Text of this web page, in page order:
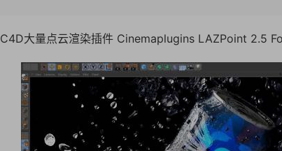
C4D大量点云渲染插件 Cinemaplugins LAZPoint 2.5